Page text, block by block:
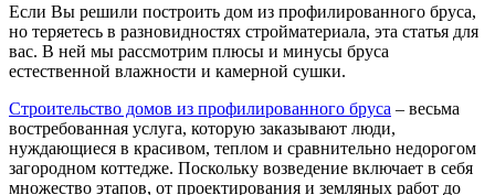
Если Вы решили построить дом из профилированного бруса,
но теряетесь в разновидностях стройматериала, эта статья для
вас. В ней мы рассмотрим плюсы и минусы бруса
естественной влажности и камерной сушки.
Строительство домов из профилированного бруса – весьма
востребованная услуга, которую заказывают люди,
нуждающиеся в красивом, теплом и сравнительно недорогом
загородном коттедже. Поскольку возведение включает в себя
множество этапов, от проектирования и земляных работ до